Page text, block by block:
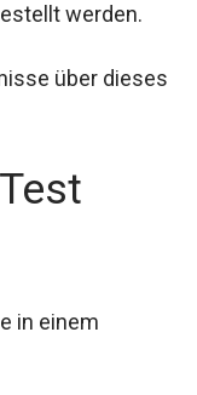
werden.
über dieses
in einem